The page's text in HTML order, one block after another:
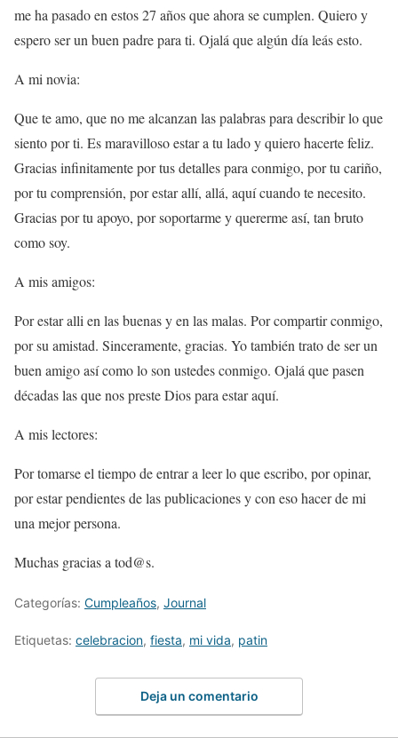
me ha pasado en estos 27 años que ahora se cumplen. Quiero y
espero ser un buen padre para ti. Ojalá que algún día leás esto.
A mi novia:
Que te amo, que no me alcanzan las palabras para describir lo que
siento por ti. Es maravilloso estar a tu lado y quiero hacerte feliz.
Gracias infinitamente por tus detalles para conmigo, por tu cariño,
por tu comprensión, por estar allí, allá, aquí cuando te necesito.
Gracias por tu apoyo, por soportarme y quererme así, tan bruto
como soy.
A mis amigos:
Por estar alli en las buenas y en las malas. Por compartir conmigo,
por su amistad. Sinceramente, gracias. Yo también trato de ser un
buen amigo así como lo son ustedes conmigo. Ojalá que pasen
décadas las que nos preste Dios para estar aquí.
A mis lectores:
Por tomarse el tiempo de entrar a leer lo que escribo, por opinar,
por estar pendientes de las publicaciones y con eso hacer de mi
una mejor persona.
Muchas gracias a tod@s.
Categorías: Cumpleaños, Journal
Etiquetas: celebracion, fiesta, mi vida, patin
Deja un comentario